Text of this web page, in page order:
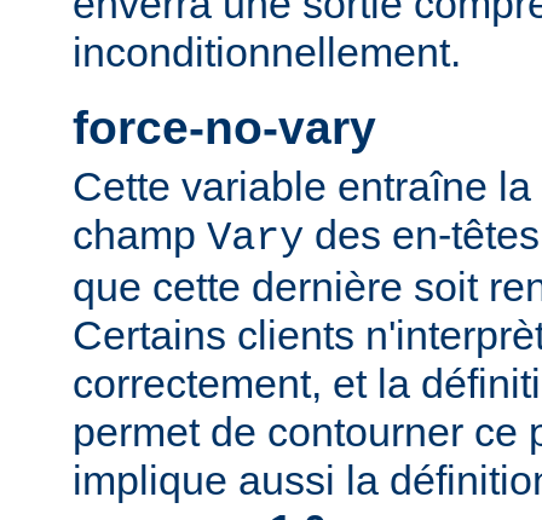
inconditionnellement.
force-no-vary
Cette variable entraîne
champ Vary des en-
que cette dernière soit
Certains clients
correctement, et la
permet de contourner ce
implique aussi la